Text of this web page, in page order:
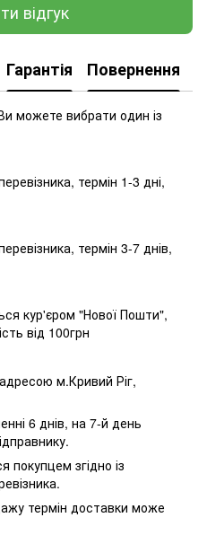
відгук
Гарантія Повернення
можете вибрати один із
термін 1-3 дні,
термін 3-7 днів,
кур'єром "Нової Пошти",
від 100грн
м.Кривий Ріг,
6 днів, на 7-й день
покупцем згідно із
термін доставки може